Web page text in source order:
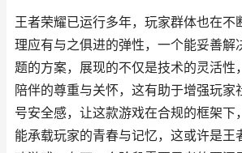
王者荣耀已运行多年，玩家群体也在不
理应有与之俱进的弹性，一个能妥善解
题的方案，展现的不仅是技术的灵活性
陪伴的尊重与关怀，这有助于增强玩家
号安全感，让这款游戏在合规的框架下
能承载玩家的青春与记忆，这或许是王